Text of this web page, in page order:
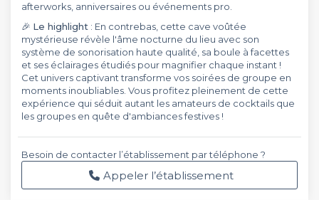
afterworks, anniversaires ou événements pro.
🎉 Le highlight : En contrebas, cette cave voûtée
mystérieuse révèle l'âme nocturne du lieu avec son
système de sonorisation haute qualité, sa boule à facettes
et ses éclairages étudiés pour magnifier chaque instant !
Cet univers captivant transforme vos soirées de groupe en
moments inoubliables. Vous profitez pleinement de cette
expérience qui séduit autant les amateurs de cocktails que
les groupes en quête d'ambiances festives !
Besoin de contacter l’établissement par téléphone ?
Appeler l’établissement